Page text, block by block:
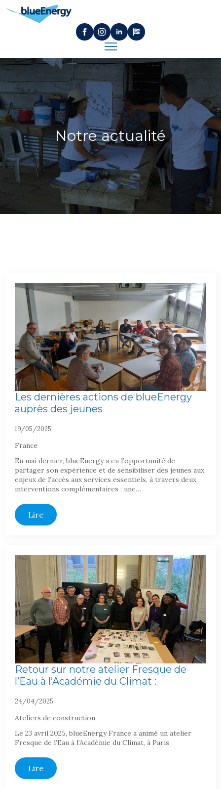
Notre actualité
Les dernières actions de blueEnergy
auprès des jeunes
19/05/2025
France
En mai dernier, blueEnergy a eu l’opportunité de
partager son expérience et de sensibiliser des jeunes aux
enjeux de l’accès aux services essentiels, à travers deux
interventions complémentaires : une…
Lire
Retour sur notre atelier Fresque de
l’Eau à l’Académie du Climat :
24/04/2025
Ateliers de construction
Le 23 avril 2025, blueEnergy France a animé un atelier
Fresque de l’Eau à l’Académie du Climat, à Paris
Lire